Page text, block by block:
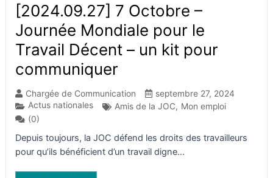
[2024.09.27] 7 Octobre –
Journée Mondiale pour le
Travail Décent – un kit pour
communiquer
Chargée de Communication
septembre 27, 2024
Actus nationales
Amis de la JOC, Mon emploi
(0)
Depuis toujours, la JOC défend les droits des travailleurs
pour qu’ils bénéficient d’un travail digne...